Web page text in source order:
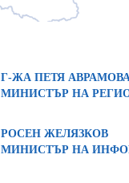
Г-ЖА ПЕТЯ
МИНИСТЪР НА
РОСЕН ЖЕЛЯЗКОВ
МИНИСТЪР НА